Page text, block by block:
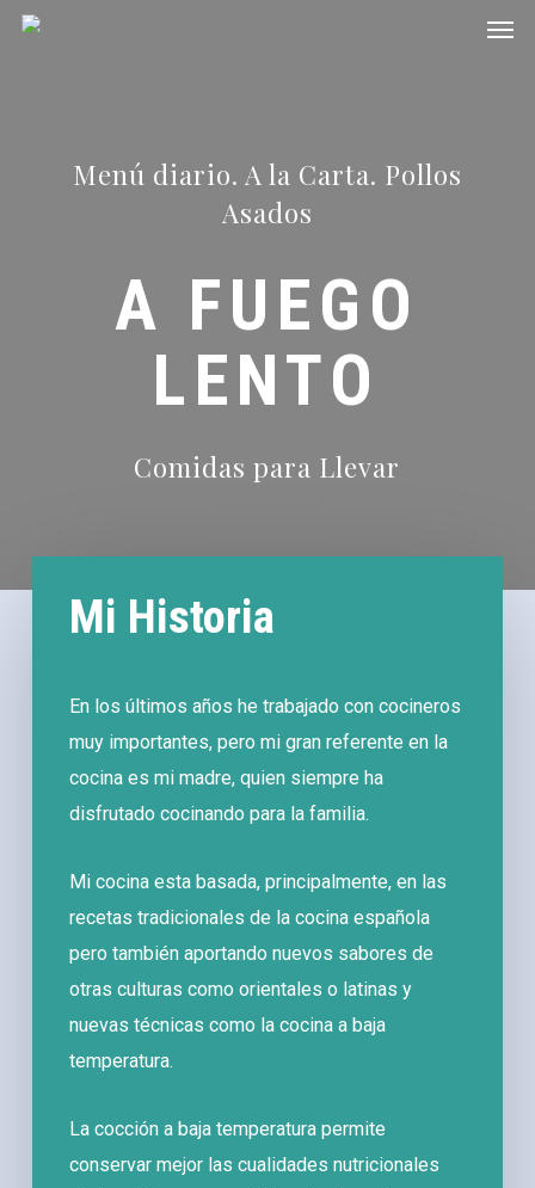
Skip
Menú diario. A la Carta. Pollos
Asados
A FUEGO
LENTO
Comidas para Llevar
Mi Historia
En los últimos años he trabajado con cocineros
muy importantes, pero mi gran referente en la
cocina es mi madre, quien siempre ha
disfrutado cocinando para la familia.
Mi cocina esta basada, principalmente, en las
recetas tradicionales de la cocina española
pero también aportando nuevos sabores de
otras culturas como orientales o latinas y
nuevas técnicas como la cocina a baja
temperatura.
La cocción a baja temperatura permite
conservar mejor las cualidades nutricionales